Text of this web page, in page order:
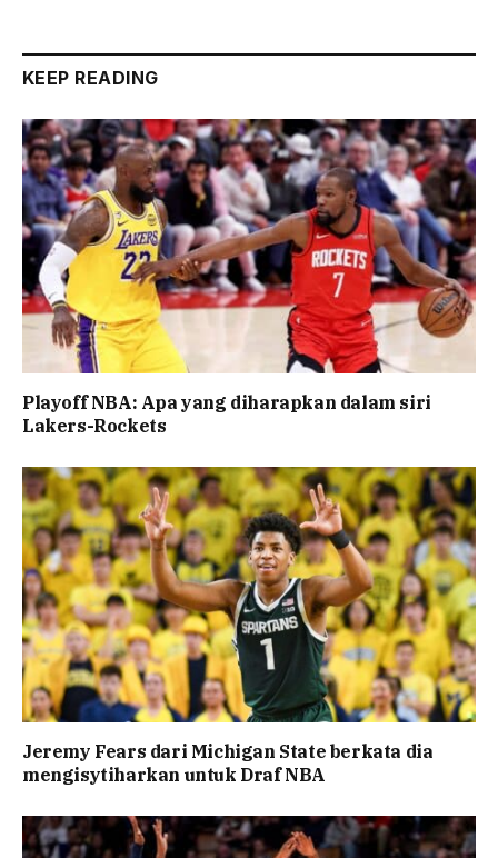
KEEP READING
Playoff NBA: Apa yang diharapkan dalam siri
Lakers-Rockets
Jeremy Fears dari Michigan State berkata dia
mengisytiharkan untuk Draf NBA